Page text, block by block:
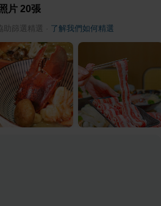
片 20張
助篩選精選 了解我們如何精選